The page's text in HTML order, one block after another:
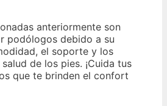
anteriormente son
podólogos debido a su
el soporte y los
de los pies. ¡Cuida tus
que te brinden el confort